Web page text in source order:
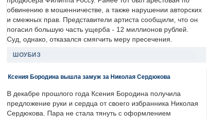
обвинению в мошенничестве, а также нарушении авторских
и смежных прав. Представители артиста сообщили, что он
погасил большую часть ущерба - 12 миллионов рублей.
Суд, однако, отказался смягчить меру пресечения.
ШОУБИЗ
Ксения Бородина вышла замуж за Николая Сердюкова
В декабре прошлого года Ксения Бородина получила
предложение руки и сердца от своего избранника Николая
Сердюкова. Пара не стала тянуть с оформлением